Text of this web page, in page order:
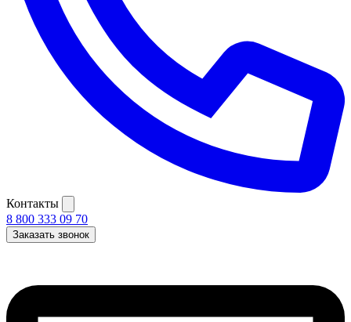
Контакты
8 800 333 09 70
Заказать звонок